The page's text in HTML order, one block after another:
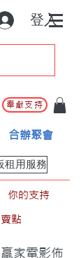
登入
奉獻支持
合辦聚會
租用服務
你的支持
點
家電影佈